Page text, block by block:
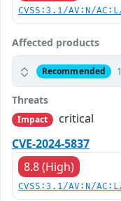
CVSS:3.1/AV:N/
Affected products
Recommended
Threats
Impact
critical
CVE-2024-5837
8.8 (High)
CVSS:3.1/AV:N/